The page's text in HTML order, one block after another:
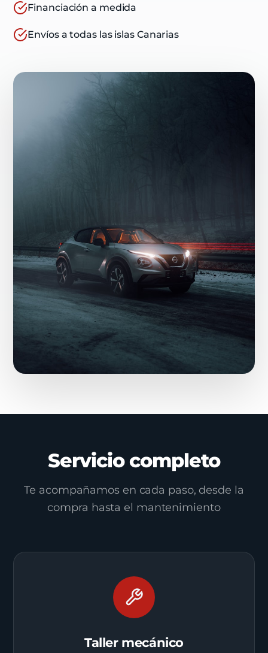
Financiación a medida
Envíos a todas las islas Canarias
Servicio completo
Te acompañamos en cada paso, desde la
compra hasta el mantenimiento
Taller mecánico